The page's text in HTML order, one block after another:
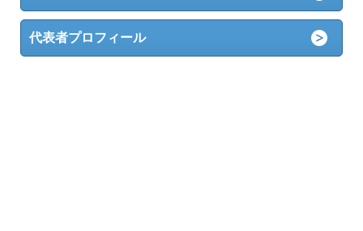
代表者プロフィール